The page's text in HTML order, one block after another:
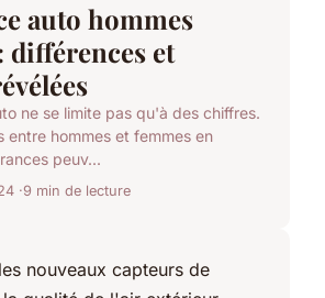
auto hommes
différences et
ne se limite pas qu'à des chiffres.
entre hommes et femmes en
peuv...
9 min de lecture